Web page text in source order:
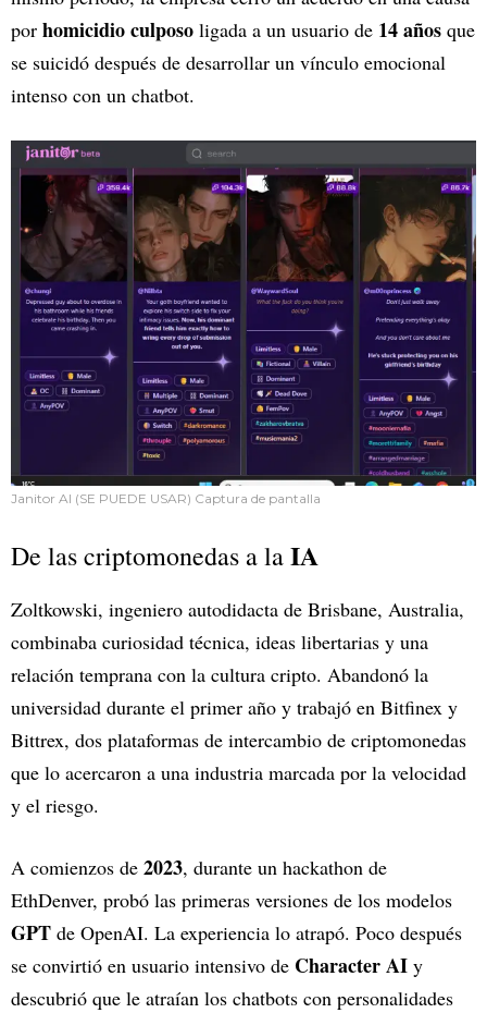
por homicidio culposo ligada a un usuario de 14 años que
se suicidó después de desarrollar un vínculo emocional
intenso con un chatbot.
Janitor AI (SE PUEDE USAR) Captura de pantalla
De las criptomonedas a laIA
Zoltkowski, ingeniero autodidacta de Brisbane, Australia,
combinaba curiosidad técnica, ideas libertarias y una
relación temprana con la cultura cripto. Abandonó la
universidad durante el primer año y trabajó en Bitfinex y
Bittrex, dos plataformas de intercambio de criptomonedas
que lo acercaron a una industria marcada por la velocidad
y el riesgo.
A comienzos de 2023, durante un hackathon de
EthDenver, probó las primeras versiones de los modelos
GPT de OpenAI. La experiencia lo atrapó. Poco después
se convirtió en usuario intensivo de Character AI y
descubrió que le atraían los chatbots con personalidades